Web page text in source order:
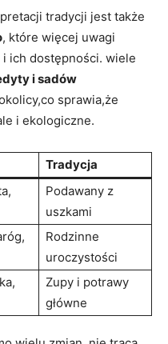
tradycji jest także
, które więcej uwagi
i ich dostępności. wiele
i sadów
sprawia,że
i ekologiczne.
Tradycja
Podawany z
uszkami
Rodzinne
uroczystości
Zupy i potrawy
główne